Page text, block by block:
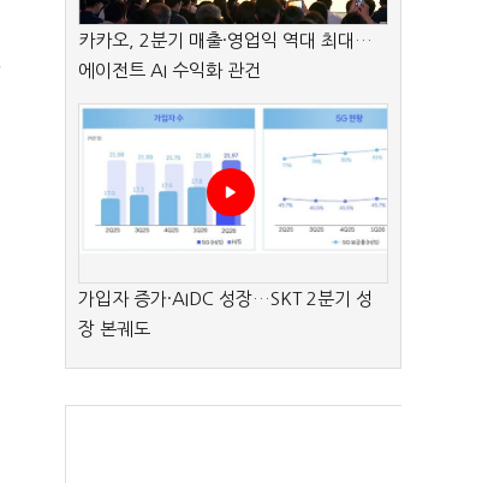
카카오, 2분기 매출·영업익 역대 최대…
에이전트 AI 수익화 관건
가입자 증가·AIDC 성장…SKT 2분기 성
장 본궤도